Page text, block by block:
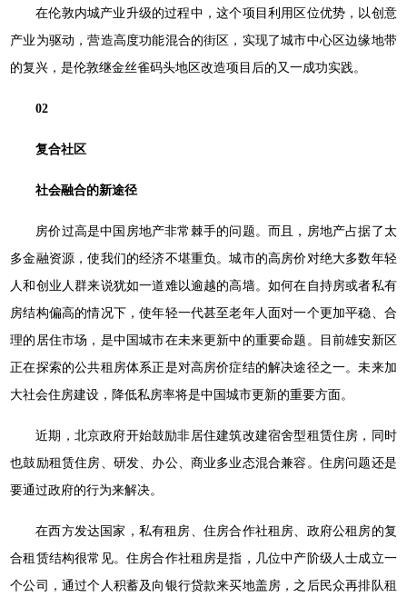
在伦敦内城产业升级的过程中，这个项目利用区位优势，以创意
产业为驱动，营造高度功能混合的街区，实现了城市中心区边缘地带
的复兴，是伦敦继金丝雀码头地区改造项目后的又一成功实践。
02
复合社区
社会融合的新途径
房价过高是中国房地产非常棘手的问题。而且，房地产占据了太
多金融资源，使我们的经济不堪重负。城市的高房价对绝大多数年轻
人和创业人群来说犹如一道难以逾越的高墙。如何在自持房或者私有
房结构偏高的情况下，使年轻一代甚至老年人面对一个更加平稳、合
理的居住市场，是中国城市在未来更新中的重要命题。目前雄安新区
正在探索的公共租房体系正是对高房价症结的解决途径之一。未来加
大社会住房建设，降低私房率将是中国城市更新的重要方面。
近期，北京政府开始鼓励非居住建筑改建宿舍型租赁住房，同时
也鼓励租赁住房、研发、办公、商业多业态混合兼容。住房问题还是
要通过政府的行为来解决。
在西方发达国家，私有租房、住房合作社租房、政府公租房的复
合租赁结构很常见。住房合作社租房是指，几位中产阶级人士成立一
个公司，通过个人积蓄及向银行贷款来买地盖房，之后民众再排队租